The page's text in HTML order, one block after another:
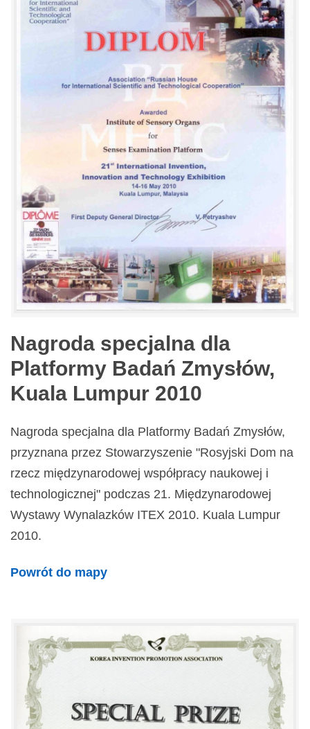
Nagroda specjalna dla
Platformy Badań Zmysłów,
Kuala Lumpur 2010
Nagroda specjalna dla Platformy Badań Zmysłów,
przyznana przez Stowarzyszenie "Rosyjski Dom na
rzecz międzynarodowej współpracy naukowej i
technologicznej" podczas 21. Międzynarodowej
Wystawy Wynalazków ITEX 2010. Kuala Lumpur
2010.
Powrót do mapy